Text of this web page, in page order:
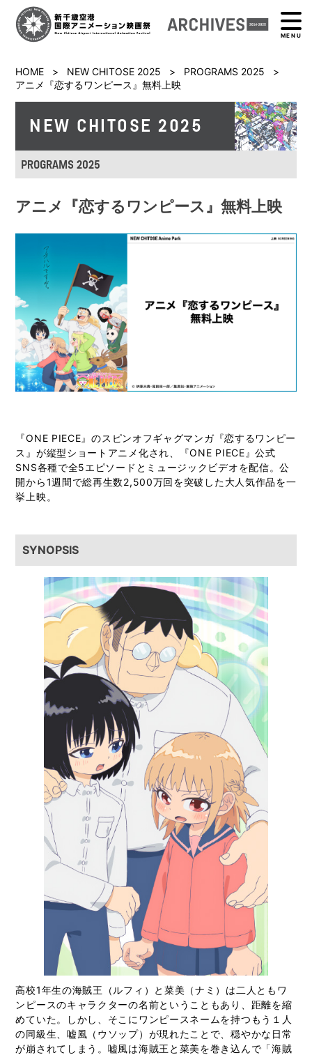
MENU
HOME > NEW CHITOSE 2025 > PROGRAMS 2025
>
アニメ『恋するワンピース』無料上映
NEW CHITOSE 2025
PROGRAMS 2025
アニメ『恋するワンピース』無料上映
『ONE PIECE』のスピンオフギャグマンガ『恋するワンピー
ス』が縦型ショートアニメ化され、『ONE PIECE』公式
SNS各種で全5エピソードとミュージックビデオを配信。公
開から1週間で総再生数2,500万回を突破した大人気作品を一
挙上映。
SYNOPSIS
高校1年生の海賊王（ルフィ）と菜美（ナミ）は二人ともワ
ンピースのキャラクターの名前ということもあり、距離を縮
めていた。しかし、そこにワンピースネームを持つもう１人
の同級生、嘘風（ウソップ）が現れたことで、穏やかな日常
が崩されてしまう。嘘風は海賊王と菜美を巻き込んで「海賊